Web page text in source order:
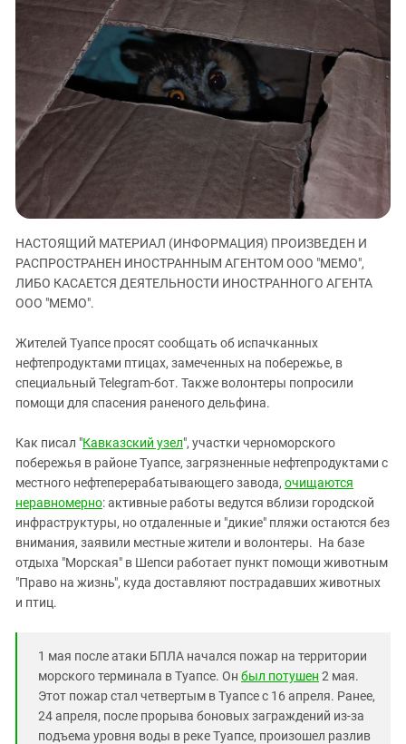
ЗАСТАВЛЯЕТ
КАВКАЗ ЗА ПАЛЕСТИНУ
ИНАКОМЫСЛИЕ В ЧЕЧНЕ
ПРЕСЛЕДОВАНИЕ АКТИВИСТОВ
МОБИЛИЗАЦИЯ И ПРОТЕСТЫ
Дагестан
Ингушетия
Кабардино-Балкария
Калмыкия
Карачаево-Черкесия
Краснодарский край
Нагорный Карабах
Российская Федерация
Ростовская область
Северная Осетия - Алания
СКФО
Южная Осетия
Южный Кавказ
ЮФО
НАСТОЯЩИЙ МАТЕРИАЛ (ИНФОРМАЦИЯ) ПРОИЗВЕДЕН И
РАСПРОСТРАНЕН ИНОСТРАННЫМ АГЕНТОМ ООО "МЕМО",
ЛИБО КАСАЕТСЯ ДЕЯТЕЛЬНОСТИ ИНОСТРАННОГО АГЕНТА
ООО "МЕМО".
Жителей Туапсе просят сообщать об испачканных
нефтепродуктами птицах, замеченных на побережье, в
специальный Telegram-бот. Также волонтеры попросили
помощи для спасения раненого дельфина.
Как писал "Кавказский узел", участки черноморского
побережья в районе Туапсе, загрязненные нефтепродуктами с
местного нефтеперерабатывающего завода, очищаются
неравномерно: активные работы ведутся вблизи городской
инфраструктуры, но отдаленные и "дикие" пляжи остаются без
внимания, заявили местные жители и волонтеры. На базе
отдыха "Морская" в Шепси работает пункт помощи животным
"Право на жизнь", куда доставляют пострадавших животных
и птиц.
1 мая после атаки БПЛА начался пожар на территории
морского терминала в Туапсе. Он был потушен 2 мая.
Этот пожар стал четвертым в Туапсе с 16 апреля. Ранее,
24 апреля, после прорыва боновых заграждений из-за
подъема уровня воды в реке Туапсе, произошел разлив